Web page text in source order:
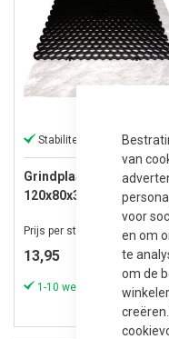
van
voor
en om
te
om de
Grindplaat Trudigravel
120x80x3 (zwart)
Prijs per stuk
13,95